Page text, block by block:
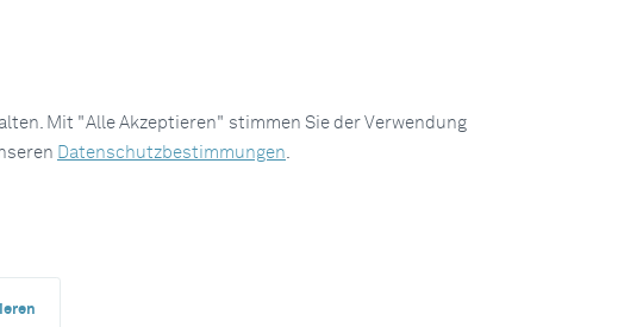
Mit "Alle Akzeptieren" stimmen Sie der Verwendung
Datenschutzbestimmungen.